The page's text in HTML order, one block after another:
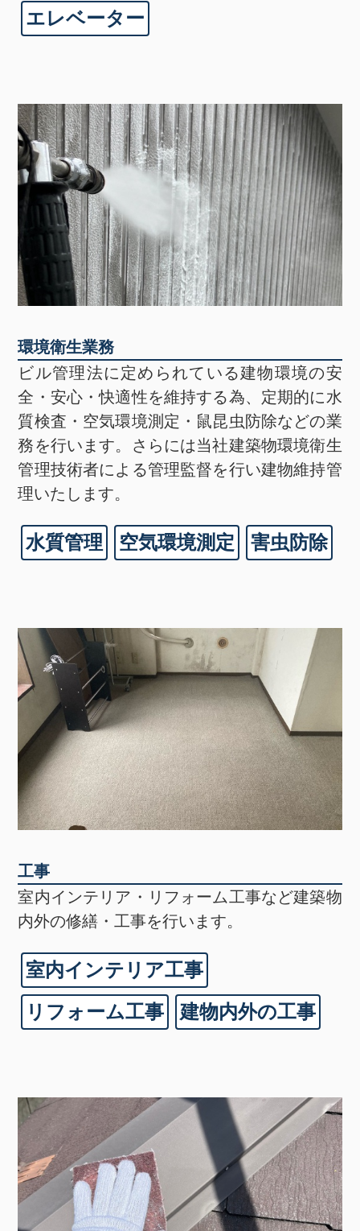
エレベーター
環境衛生業務
ビル管理法に定められている建物環境の安
全・安心・快適性を維持する為、定期的に水
質検査・空気環境測定・鼠昆虫防除などの業
務を行います。さらには当社建築物環境衛生
管理技術者による管理監督を行い建物維持管
理いたします。
水質管理 空気環境測定 害虫防除
工事
室内インテリア・リフォーム工事など建築物
内外の修繕・工事を行います。
室内インテリア工事
リフォーム工事
建物内外の工事